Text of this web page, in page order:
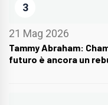
3
21 Mag 2026
Tammy Abraham:
futuro è ancora un